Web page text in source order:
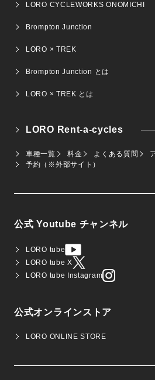
LORO CYCLEWORKS ONOMICHI
Brompton Junction
LORO × TREK
Brompton Junction とは
LORO × TREK とは
LORO Rent-a-cycles
車種一覧 料金 よくある質問
予約（※外部サイト）
公式 Youtube チャンネル
LORO tube
LORO tube X
LORO tube Instagram
公式オンラインストア
LORO ONLINE STORE